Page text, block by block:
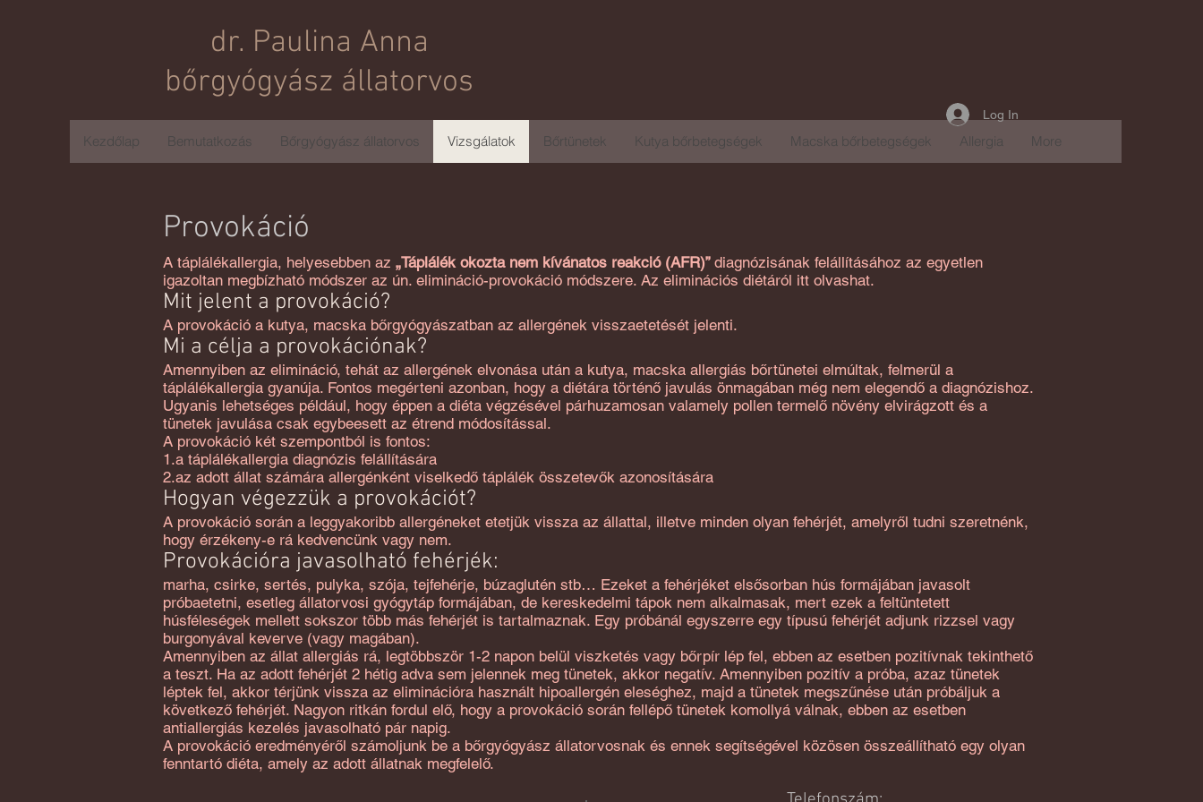
dr. Paulina Anna
bőrgyógyász állatorvos
Kezdőlap Bemutatkozás Bőrgyógyász állatorvos Vizsgálatok Bőrtünetek Kutya bőrbetegségek Macska bőrbetegségek Allergia More
Log In
Provokáció
A táplálékallergia, helyesebben az „Táplálék okozta nem kívánatos reakció (AFR)” diagnózisának felállításához az egyetlen
igazoltan megbízható módszer az ún. elimináció-provokáció módszere. Az eliminációs diétáról itt olvashat.
Mit jelent a provokáció?
A provokáció a kutya, macska bőrgyógyászatban az allergének visszaetetését jelenti.
Mi a célja a provokációnak?
Amennyiben az elimináció, tehát az allergének elvonása után a kutya, macska allergiás bőrtünetei elmúltak, felmerül a
táplálékallergia gyanúja. Fontos megérteni azonban, hogy a diétára történő javulás önmagában még nem elegendő a diagnózishoz.
Ugyanis lehetséges például, hogy éppen a diéta végzésével párhuzamosan valamely pollen termelő növény elvirágzott és a
tünetek javulása csak egybeesett az étrend módosítással.
A provokáció két szempontból is fontos:
1.a táplálékallergia diagnózis felállítására
2.az adott állat számára allergénként viselkedő táplálék összetevők azonosítására
Hogyan végezzük a provokációt?
A provokáció során a leggyakoribb allergéneket etetjük vissza az állattal, illetve minden olyan fehérjét, amelyről tudni szeretnénk,
hogy érzékeny-e rá kedvencünk vagy nem.
Provokációra javasolható fehérjék:
marha, csirke, sertés, pulyka, szója, tejfehérje, búzaglutén stb… Ezeket a fehérjéket elsősorban hús formájában javasolt
próbaetetni, esetleg állatorvosi gyógytáp formájában, de kereskedelmi tápok nem alkalmasak, mert ezek a feltüntetett
húsféleségek mellett sokszor több más fehérjét is tartalmaznak. Egy próbánál egyszerre egy típusú fehérjét adjunk rizzsel vagy
burgonyával keverve (vagy magában).
Amennyiben az állat allergiás rá, legtöbbször 1-2 napon belül viszketés vagy bőrpír lép fel, ebben az esetben pozitívnak tekinthető
a teszt. Ha az adott fehérjét 2 hétig adva sem jelennek meg tünetek, akkor negatív. Amennyiben pozitív a próba, azaz tünetek
léptek fel, akkor térjünk vissza az eliminációra használt hipoallergén eleséghez, majd a tünetek megszűnése után próbáljuk a
következő fehérjét. Nagyon ritkán fordul elő, hogy a provokáció során fellépő tünetek komollyá válnak, ebben az esetben
antiallergiás kezelés javasolható pár napig.
A provokáció eredményéről számoljunk be a bőrgyógyász állatorvosnak és ennek segítségével közösen összeállítható egy olyan
fenntartó diéta, amely az adott állatnak megfelelő.